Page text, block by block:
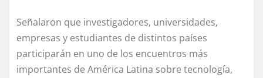
Señalaron que investigadores, universidades,
empresas y estudiantes de distintos países
participarán en uno de los encuentros más
importantes de América Latina sobre tecnología,